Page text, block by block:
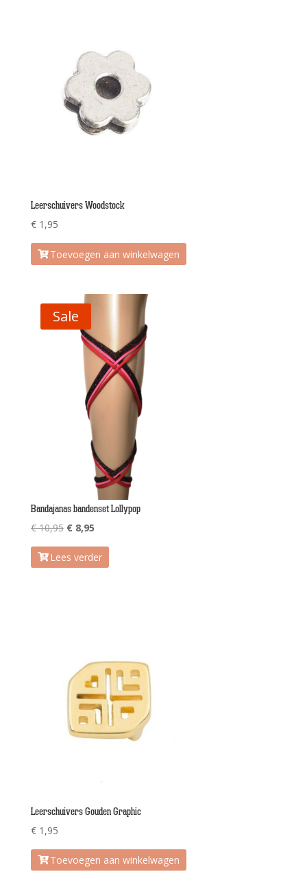
Leerschuivers Woodstock
€1,95
Toevoegen aan winkelwagen
Sale
Bandajanas bandenset Lollypop
€10,95 Oorspronkelijke
prijs
was:
€8,95Huidige
prijs
is:
Lees verder
Leerschuivers Gouden Graphic
€1,95
Toevoegen aan winkelwagen